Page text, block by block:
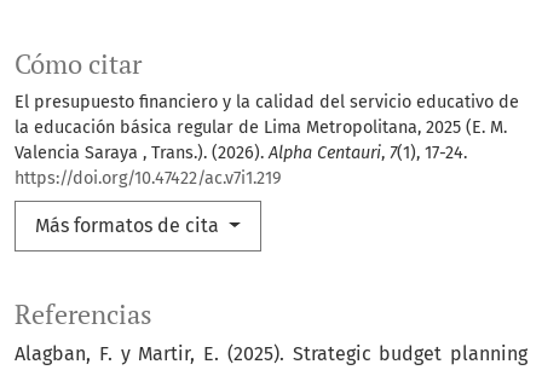
Cómo citar
El presupuesto financiero y la calidad del servicio educativo de
la educación básica regular de Lima Metropolitana, 2025 (E. M.
Valencia Saraya , Trans.). (2026).Alpha Centauri, 7(1), 17-24.
https://doi.org/10.47422/ac.v7i1.219
Más formatos de cita
Referencias
Alagban, F. y Martir, E. (2025). Strategic budget planning